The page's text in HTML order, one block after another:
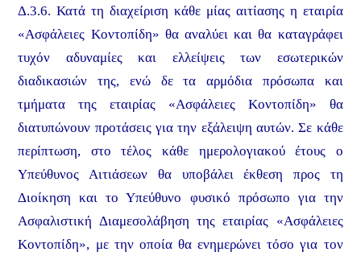
Δ.3.6. Κατά τη διαχείριση κάθε μίας αιτίασης η εταιρία
«Ασφάλειες Κοντοπίδη» θα αναλύει και θα καταγράφει
τυχόν αδυναμίες και ελλείψεις των εσωτερικών
διαδικασιών της, ενώ δε τα αρμόδια πρόσωπα και
τμήματα της εταιρίας «Ασφάλειες Κοντοπίδη» θα
διατυπώνουν προτάσεις για την εξάλειψη αυτών. Σε κάθε
περίπτωση, στο τέλος κάθε ημερολογιακού έτους ο
Υπεύθυνος Αιτιάσεων θα υποβάλει έκθεση προς τη
Διοίκηση και το Υπεύθυνο φυσικό πρόσωπο για την
Ασφαλιστική Διαμεσολάβηση της εταιρίας «Ασφάλειες
Κοντοπίδη», με την οποία θα ενημερώνει τόσο για τον